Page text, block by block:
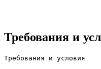
Требования и
Требования и условия